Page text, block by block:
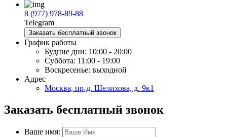
8 (977) 978-89-88
Telegram
Заказать бесплатный звонок
График работы
Будние дни: 10:00 - 20:00
Суббота: 11:00 - 19:00
Воскресенье: выходной
Адрес
Москва, пр-д. Шелихова, д. 9к1
Заказать бесплатный звонок
Ваше имя: